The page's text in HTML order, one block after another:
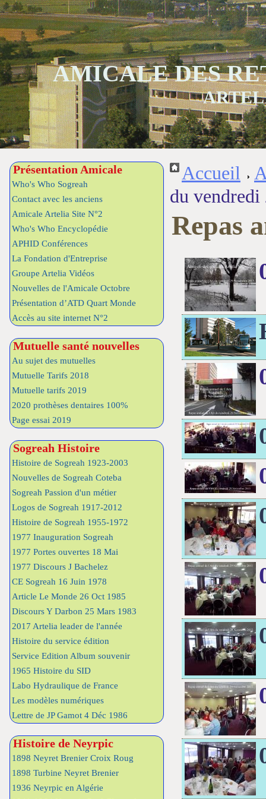
AMICALE DES
Présentation Amicale
Who's Who Sogreah
Contact avec les anciens
Amicale Artelia Site N°2
Who's Who Encyclopédie
APHID Conférences
La Fondation d'Entreprise
Groupe Artelia Vidéos
Nouvelles de l'Amicale Octobre
Présentation d’ATD Quart Monde
Accès au site internet N°2
Mutuelle santé nouvelles
Au sujet des mutuelles
Mutuelle Tarifs 2018
Mutuelle tarifs 2019
2020 prothèses dentaires 100%
Page essai 2019
Sogreah Histoire
Histoire de Sogreah 1923-2003
Nouvelles de Sogreah Coteba
Sogreah Passion d'un métier
Logos de Sogreah 1917-2012
Histoire de Sogreah 1955-1972
1977 Inauguration Sogreah
1977 Portes ouvertes 18 Mai
1977 Discours J Bachelez
CE Sogreah 16 Juin 1978
Article Le Monde 26 Oct 1985
Discours Y Darbon 25 Mars 1983
2017 Artelia leader de l'année
Histoire du service édition
Service Edition Album souvenir
1965 Histoire du SID
Labo Hydraulique de France
Les modèles numériques
Lettre de JP Gamot 4 Déc 1986
Histoire de Neyrpic
1898 Neyret Brenier Croix Roug
1898 Turbine Neyret Brenier
1936 Neyrpic en Algérie
Accueil
du
Repas